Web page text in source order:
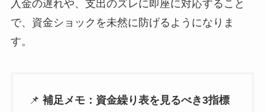
入金の遅れや、支出のズレに即座に対応すること
で、資金ショックを未然に防げるようになりま
す。
📌 補足メモ：資金繰り表を見るべき3指標